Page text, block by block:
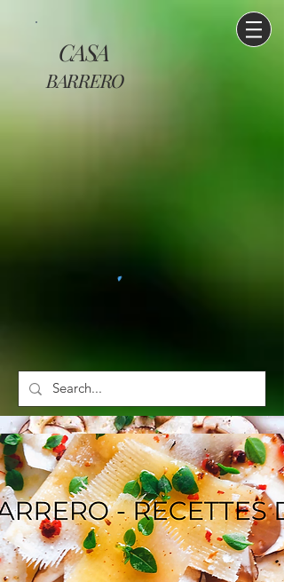
CASA
BARRERO